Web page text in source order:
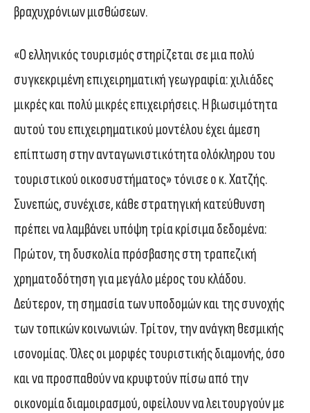
βραχυχρόνιων μισθώσεων.
«Ο ελληνικός τουρισμός στηρίζεται σε μια πολύ
συγκεκριμένη επιχειρηματική γεωγραφία: χιλιάδες
μικρές και πολύ μικρές επιχειρήσεις. Η βιωσιμότητα
αυτού του επιχειρηματικού μοντέλου έχει άμεση
επίπτωση στην ανταγωνιστικότητα ολόκληρου του
τουριστικού οικοσυστήματος» τόνισε ο κ. Χατζής.
Συνεπώς, συνέχισε, κάθε στρατηγική κατεύθυνση
πρέπει να λαμβάνει υπόψη τρία κρίσιμα δεδομένα:
Πρώτον, τη δυσκολία πρόσβασης στη τραπεζική
χρηματοδότηση για μεγάλο μέρος του κλάδου.
Δεύτερον, τη σημασία των υποδομών και της συνοχής
των τοπικών κοινωνιών. Τρίτον, την ανάγκη θεσμικής
ισονομίας. Όλες οι μορφές τουριστικής διαμονής, όσο
και να προσπαθούν να κρυφτούν πίσω από την
οικονομία διαμοιρασμού, οφείλουν να λειτουργούν με